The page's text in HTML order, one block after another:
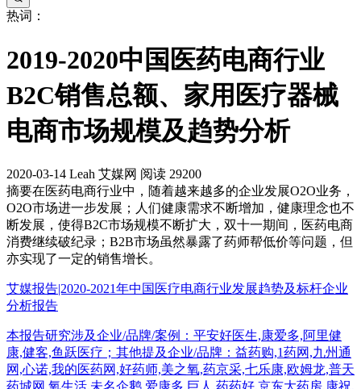
热词：
2019-2020中国医药电商行业
B2C销售总额、家用医疗器械
电商市场规模及趋势分析
2020-03-14 Leah 艾媒网 阅读 29200
摘要在医药电商行业中，随着越来越多的企业发展O2O业务，
O2O市场进一步发展；人们健康需求不断增加，健康理念也不
断发展，使得B2C市场规模不断扩大，双十一期间，医药电商
消费继续破纪录；B2B市场虽然暴露了药师帮低价等问题，但
亦实现了一定的销售增长。
艾媒报告|2020-2021年中国医疗电商行业发展趋势及标杆企业
分析报告
本报告研究涉及企业/品牌/案例：平安好医生,康爱多,阿里健
康,健客,鱼跃医疗；其他提及企业/品牌：益药购,1药网,九州通
网,心诺,我的医药网,好药师,美之氧,药京采,七乐康,欧姆龙,普天